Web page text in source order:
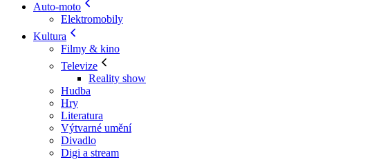
Auto-moto
Elektromobily
Kultura
Filmy & kino
Televize
Reality show
Hudba
Hry
Literatura
Výtvarné umění
Divadlo
Digi a stream